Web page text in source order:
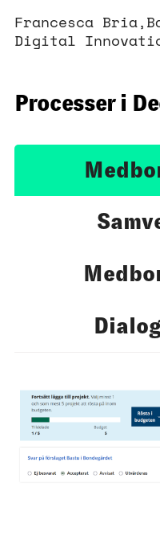
Francesca
Digital
Processer i